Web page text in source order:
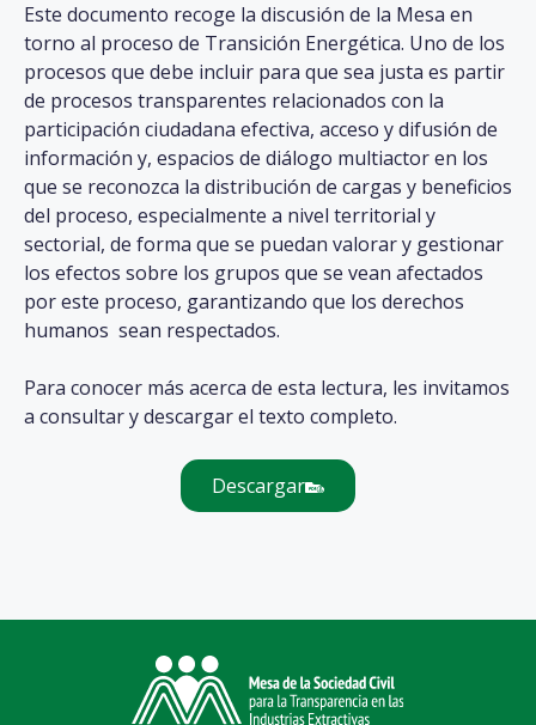
Este documento recoge la discusión de la Mesa en
torno al proceso de Transición Energética. Uno de los
procesos que debe incluir para que sea justa es partir
de procesos transparentes relacionados con la
participación ciudadana efectiva, acceso y difusión de
información y, espacios de diálogo multiactor en los
que se reconozca la distribución de cargas y beneficios
del proceso, especialmente a nivel territorial y
sectorial, de forma que se puedan valorar y gestionar
los efectos sobre los grupos que se vean afectados
por este proceso, garantizando que los derechos
humanos sean respectados.
Para conocer más acerca de esta lectura, les invitamos
a consultar y descargar el texto completo.
Descargar